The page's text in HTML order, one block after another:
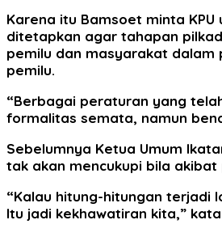
Karena itu Bamsoet minta
ditetapkan agar tahapan
pemilu dan masyarakat dalam
pemilu.
“Berbagai peraturan yang
formalitas semata, namun
Sebelumnya Ketua Umum
tak akan mencukupi bila
“Kalau hitung-hitungan terjadi
Itu jadi kekhawatiran kita,”